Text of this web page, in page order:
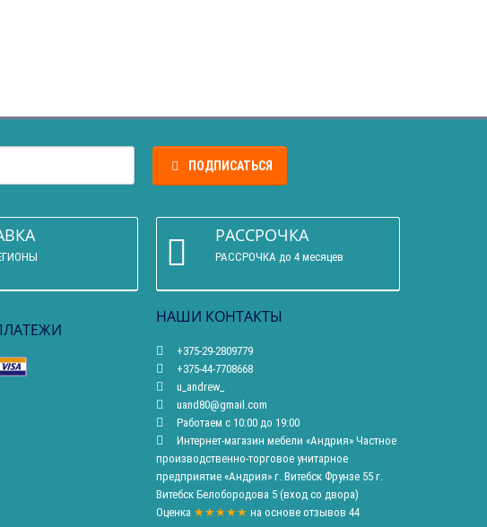
ПОДПИСАТЬСЯ
РАССРОЧКА
РАССРОЧКА до 4 месяцев
НАШИ КОНТАКТЫ
+375-29-2809779
+375-44-7708668
u_andrew_
uand80@gmail.com
Работаем с 10:00 до 19:00
Интернет-магазин мебели «Андрия» Частное
производственно-торговое унитарное
предприятие «Андрия» г. Витебск Фрунзе 55 г.
Витебск Белобородова 5 (вход со двора)
Оценка ★★★★★ на основе отзывов 44